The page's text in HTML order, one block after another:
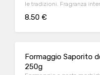
le tradizioni. Fragranza
sentori di pascolo, erba
strudel salato
8.50 €
Formaggio Saporito
250g